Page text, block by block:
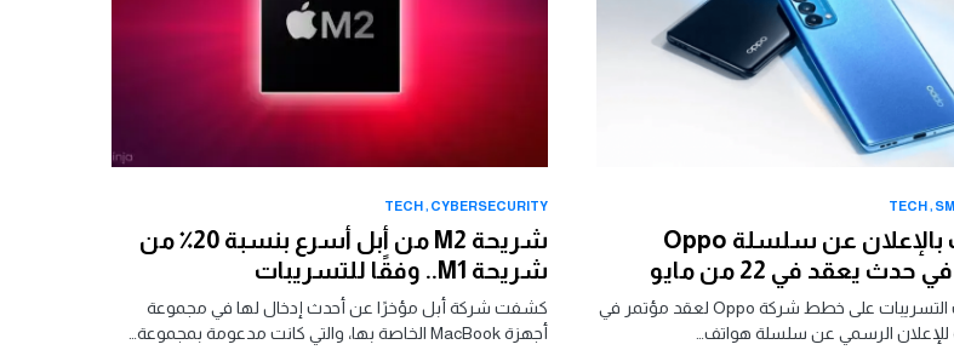
TECH
توقعات بالإعلان عن سلسلة Oppo
أكدت أحدث التسريبات على خطط شركة Oppo لعقد مؤتمر في
CYBERSECURITY
TECH
شريحة M2 من أبل أسرع بنسبة 20٪ من
شريحة M1.. وفقًا للتسريبات
كشفت شركة أبل مؤخرًا عن أحدث إدخال لها في مجموعة
أجهزة MacBook الخاصة بها، والتي كانت مدعومة بمجموعة…